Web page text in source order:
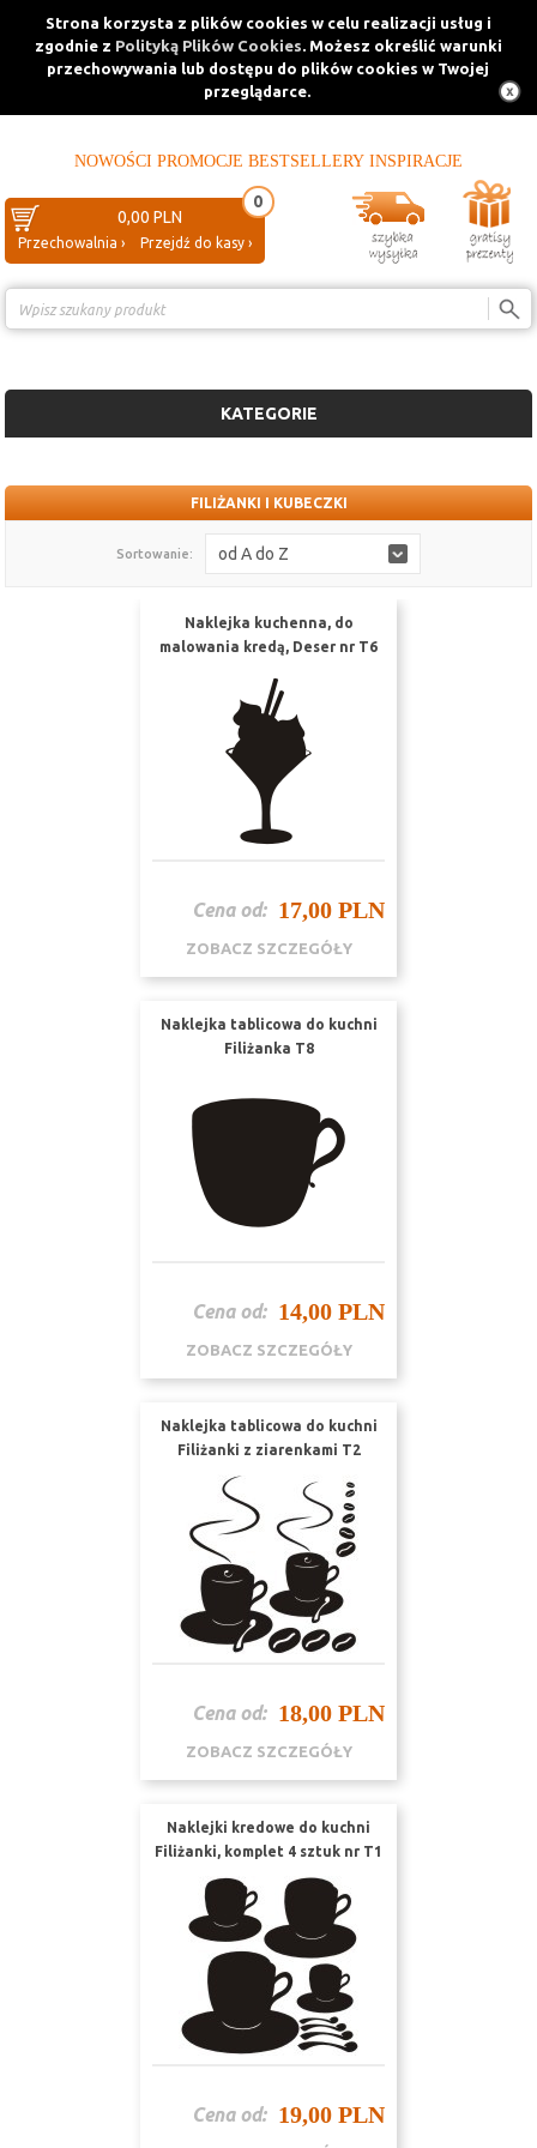
Strona korzysta z plików cookies w celu realizacji usług i
zgodnie z Polityką Plików Cookies. Możesz określić warunki
przechowywania lub dostępu do plików cookies w Twojej
przeglądarce.
NOWOŚCI PROMOCJE BESTSELLERY INSPIRACJE
0,00 PLN
0
Przechowalnia › Przejdź do kasy ›
KATEGORIE
FILIŻANKI I KUBECZKI
Sortowanie: od A do Z
Naklejka kuchenna, do
malowania kredą, Deser nr T6
Cena od: 17,00 PLN
ZOBACZ SZCZEGÓŁY
Naklejka tablicowa do kuchni
Filiżanka T8
Cena od: 14,00 PLN
ZOBACZ SZCZEGÓŁY
Naklejka tablicowa do kuchni
Filiżanki z ziarenkami T2
Cena od: 18,00 PLN
ZOBACZ SZCZEGÓŁY
Naklejki kredowe do kuchni
Filiżanki, komplet 4 sztuk nr T1
Cena od: 19,00 PLN